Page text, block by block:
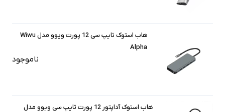
هاب استوک تایپ سی 12 پورت ویوو مدل Wiwu
Alpha
ناموجود
هاب استوک آداپتور 12 پورت تایپ سی ویوو مدل